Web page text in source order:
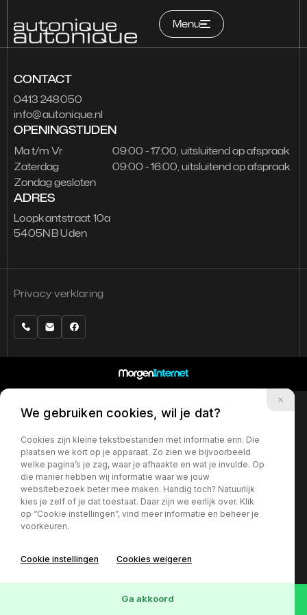
Menu
Services
CONTACT
0413 248050
info@autonique.nl
OPENINGSTIJDEN
Ma t/m Vr
09:00 - 17:00, uitsluitend op afspraak
Zaterdag
09:00 - 16:00, uitsluitend op afspraak
Zondag gesloten
ADRES
Loopkantstraat 10a
5405NB Uden
Privacy verklaring
We gebruiken cookies, wil je dat?
Cookies zijn kleine tekstbestanden met informatie erin. Die
plaatsen we kort op je apparaat. Zo zien we bijvoorbeeld
welke pagina’s je zag, waar je afhaakte en wat je invulde. Op
die manier hebben wij informatie waar we jouw
websitebezoek beter mee maken. Handig toch? Natuurlijk
kies je zelf of je dat toestaat. Daar zijn we eerlijk over. Klik
op “Cookie instellingen”, vind meer informatie en beheer je
voorkeuren.
Cookie instellingen Cookies weigeren
Ga akkoord